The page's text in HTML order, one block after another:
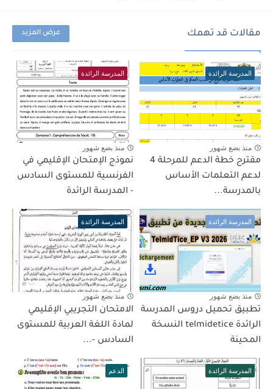
مقالات قد تهمك عرض المزيد
المدرسة الرائدة
منذ بضع شهور
مقترح خطة الدعم للمرحلة 4
لدعم التعلمات الأساس
بالمدرسة...
المدرسة الرائدة
منذ بضع شهور
نموذج الإمتحان الإقليمي في
الفرنسية للمستوى السادس
- المدرسة الرائدة
المدرسة الرائدة
منذ بضع شهور
تطبيق تحميل دروس المدرسة
الرائدة telmidetice النسخة
المحينة
المدرسة الرائدة
منذ بضع شهور
الامتحان التجريبي الإقليمي
لمادة اللغة العربية للمستوى
السادس -...
المدرسة الرائدة الدعم